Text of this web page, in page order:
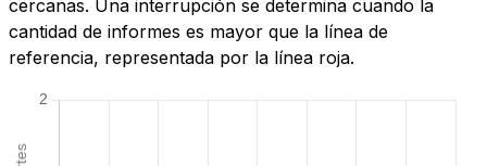
cercanas. Una interrupción se determina cuando la
cantidad de informes es mayor que la línea de
referencia, representada por la línea roja.